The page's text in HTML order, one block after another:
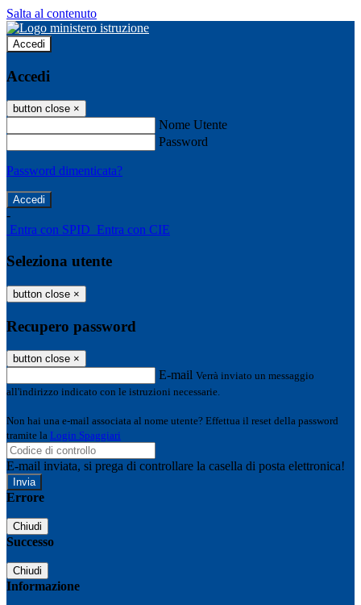
Salta al contenuto
Accedi
Accedi
button close ×
Nome Utente
Password
Password dimenticata?
-
Entra con SPID Entra con CIE
Seleziona utente
button close ×
Recupero password
button close ×
E-mail Verrà inviato un messaggio
all'indirizzo indicato con le istruzioni necessarie.
Non hai una e-mail associata al nome utente? Effettua il reset della password
tramite la Login Spaggiari
E-mail inviata, si prega di controllare la casella di posta elettronica!
Errore
Chiudi
Successo
Chiudi
Informazione